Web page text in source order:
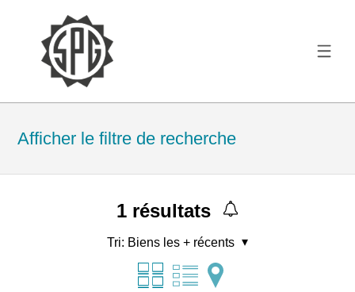
Afficher le filtre de recherche
1résultats
Tri: Biens les + récents